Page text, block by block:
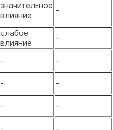
значительное
влияние
-
слабое
влияние
-
- -
- -
- -